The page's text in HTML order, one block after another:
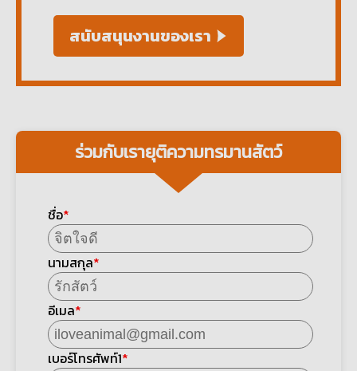
สนับสนุนงานของเรา